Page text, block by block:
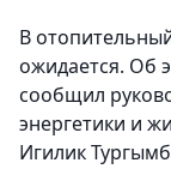
В
ожидается. Об
сообщил
энергетики и
Игилик